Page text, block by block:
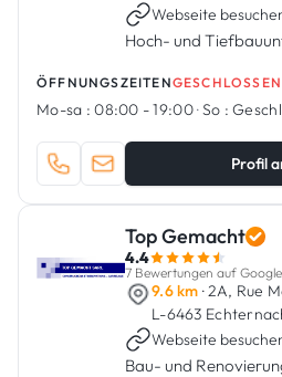
Webseite
Hoch- und
ÖFFNUNGSZEITENGESCHLOSSEN
Mo-sa : 08:00 - 19:00·So :
Profil
Top Gemacht
4.4
7 Bewertungen auf Google
9.6 km · 2A, Rue
L-6463
Webseite
Bau- und